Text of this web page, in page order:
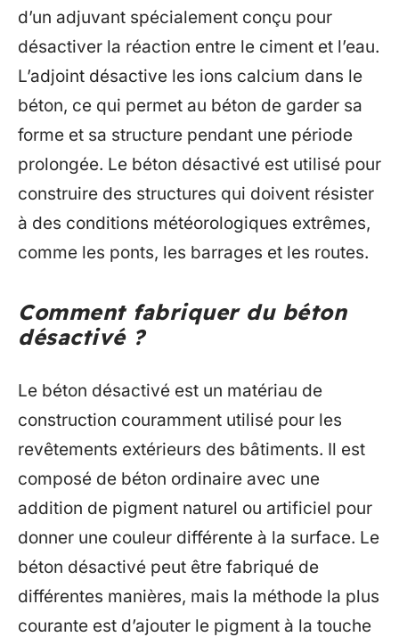
d’un adjuvant spécialement conçu pour
désactiver la réaction entre le ciment et l’eau.
L’adjoint désactive les ions calcium dans le
béton, ce qui permet au béton de garder sa
forme et sa structure pendant une période
prolongée. Le béton désactivé est utilisé pour
construire des structures qui doivent résister
à des conditions météorologiques extrêmes,
comme les ponts, les barrages et les routes.
Comment fabriquer du béton
désactivé ?
Le béton désactivé est un matériau de
construction couramment utilisé pour les
revêtements extérieurs des bâtiments. Il est
composé de béton ordinaire avec une
addition de pigment naturel ou artificiel pour
donner une couleur différente à la surface. Le
béton désactivé peut être fabriqué de
différentes manières, mais la méthode la plus
courante est d’ajouter le pigment à la touche